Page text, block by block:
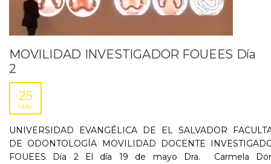
MOVILIDAD INVESTIGADOR FOUEES Día
2
25
MAY
UNIVERSIDAD EVANGÉLICA DE EL SALVADOR
DE ODONTOLOGÍA MOVILIDAD DOCENTE
FOUEES Día 2 El día 19 de mayo Dra. Carmela